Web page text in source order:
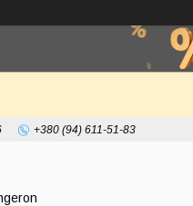
+380 (94) 611-51-83